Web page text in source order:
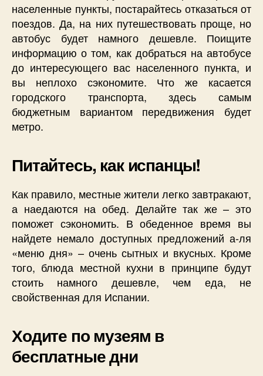
населенные пункты, постарайтесь отказаться от
поездов. Да, на них путешествовать проще, но
автобус будет намного дешевле. Поищите
информацию о том, как добраться на автобусе
до интересующего вас населенного пункта, и
вы неплохо сэкономите. Что же касается
городского транспорта, здесь самым
бюджетным вариантом передвижения будет
метро.
Питайтесь, как испанцы!
Как правило, местные жители легко завтракают,
а наедаются на обед. Делайте так же – это
поможет сэкономить. В обеденное время вы
найдете немало доступных предложений а-ля
«меню дня» – очень сытных и вкусных. Кроме
того, блюда местной кухни в принципе будут
стоить намного дешевле, чем еда, не
свойственная для Испании.
Ходите по музеям в
бесплатные дни